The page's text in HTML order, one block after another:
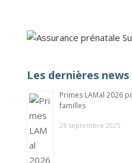
Les dernières news
Primes LAMal 2026
familles
26 septembre 2025